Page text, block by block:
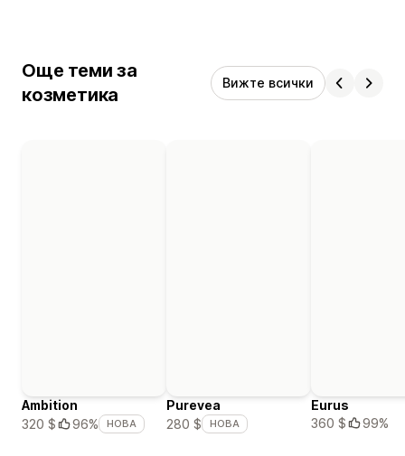
Още теми за
козметика
Вижте всички
Ambition
320 $
96% НОВА
Purevea
280 $
НОВА
Eurus
360 $
99%